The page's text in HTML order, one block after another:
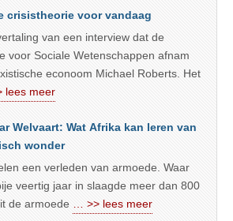
crisistheorie voor vandaag
van een interview dat de
voor Sociale Wetenschappen afnam
econoom Michael Roberts. Het
lees meer
Welvaart: Wat Afrika kan leren van
wonder
een verleden van armoede. Waar
veertig jaar in slaagde meer dan 800
de armoede
… >> lees meer